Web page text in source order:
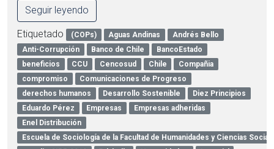
Seguir leyendo
Etiquetado (COPs) Aguas Andinas
Andrés Bello
Anti-Corrupción
Banco de Chile
BancoEstado
beneficios
CCU Cencosud Chile
Compañia
compromiso
Comunicaciones de Progreso
derechos humanos
Desarrollo Sostenible
Diez Principios
Eduardo Pérez
Empresas
Empresas adheridas
Enel Distribución
Escuela de Sociología de la Facultad de Humanidades y Ciencias